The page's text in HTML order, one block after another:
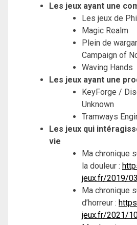
Les jeux ayant une
Les jeux de
Magic Realm
Plein de
Campaign of
Waving Hands
Les jeux ayant une
KeyForge /
Unknown
Tramways
Les jeux qui
vie
Ma chronique
la douleur :
jeux.fr/2019/
Ma chronique
d’horreur :
jeux.fr/2021/